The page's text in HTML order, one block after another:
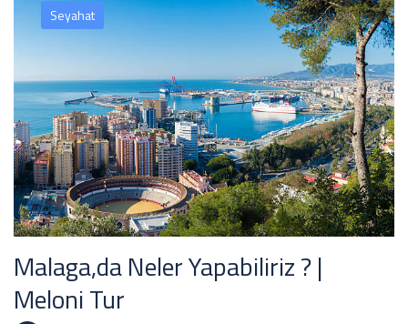
Seyahat
Malaga,da Neler Yapabiliriz ? |
Meloni Tur